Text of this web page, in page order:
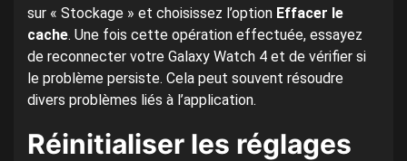
sur « Stockage » et choisissez l’option Effacer le
cache. Une fois cette opération effectuée, essayez
de reconnecter votre Galaxy Watch 4 et de vérifier si
le problème persiste. Cela peut souvent résoudre
divers problèmes liés à l’application.
Réinitialiser les réglages